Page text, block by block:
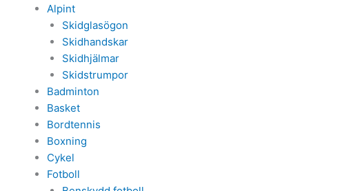
Alpint
Skidglasögon
Skidhandskar
Skidhjälmar
Skidstrumpor
Badminton
Basket
Bordtennis
Boxning
Cykel
Fotboll